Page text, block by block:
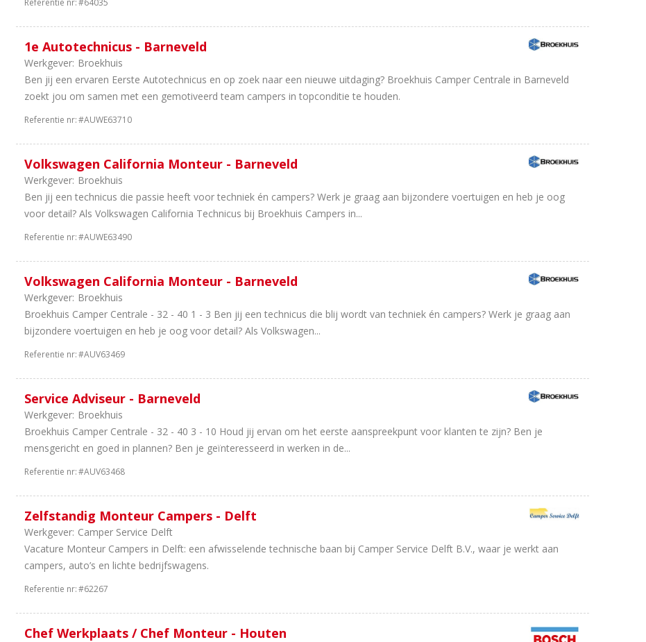
Referentie nr:#64035
1e Autotechnicus - Barneveld
Werkgever: Broekhuis
Ben jij een ervaren Eerste Autotechnicus en op zoek naar een nieuwe uitdaging? Broekhuis Camper Centrale in Barneveld
zoekt jou om samen met een gemotiveerd team campers in topconditie te houden.
Referentie nr:#AUWE63710
Volkswagen California Monteur - Barneveld
Werkgever: Broekhuis
Ben jij een technicus die passie heeft voor techniek én campers? Werk je graag aan bijzondere voertuigen en heb je oog
voor detail? Als Volkswagen California Technicus bij Broekhuis Campers in...
Referentie nr:#AUWE63490
Volkswagen California Monteur - Barneveld
Werkgever: Broekhuis
Broekhuis Camper Centrale - 32 - 40 1 - 3 Ben jij een technicus die blij wordt van techniek én campers? Werk je graag aan
bijzondere voertuigen en heb je oog voor detail? Als Volkswagen...
Referentie nr:#AUV63469
Service Adviseur - Barneveld
Werkgever: Broekhuis
Broekhuis Camper Centrale - 32 - 40 3 - 10 Houd jij ervan om het eerste aanspreekpunt voor klanten te zijn? Ben je
mensgericht en goed in plannen? Ben je geïnteresseerd in werken in de...
Referentie nr:#AUV63468
Zelfstandig Monteur Campers - Delft
Werkgever: Camper Service Delft
Vacature Monteur Campers in Delft: een afwisselende technische baan bij Camper Service Delft B.V., waar je werkt aan
campers, auto’s en lichte bedrijfswagens.
Referentie nr:#62267
Chef Werkplaats / Chef Monteur - Houten